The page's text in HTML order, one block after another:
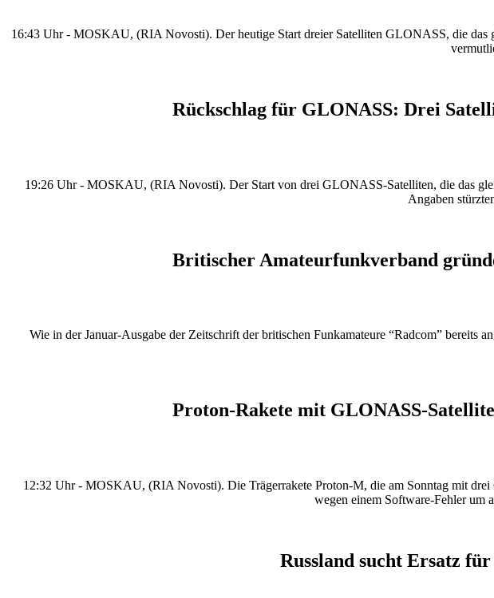
16:43 Uhr - MOSKAU, (RIA Novosti). Der heutige Start dreier Satelliten GLONASS, die das
Rückschlag für GLONASS: Drei
19:26 Uhr - MOSKAU, (RIA Novosti). Der Start von drei GLONASS-Satelliten, die das
Angaben
Britischer Amateurfunkverband
Wie in der Januar-Ausgabe der Zeitschrift der britischen Funkamateure “Radcom”
Proton-Rakete mit GLONASS-
12:32 Uhr - MOSKAU, (RIA Novosti). Die Trägerrakete Proton-M, die am Sonntag mit
wegen einem Software-Fehler um
Russland sucht Ersatz